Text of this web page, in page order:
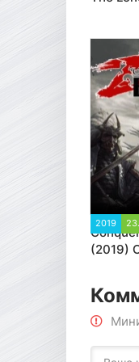
2019
(2019)